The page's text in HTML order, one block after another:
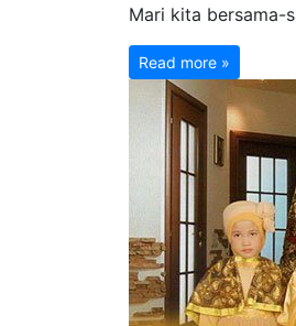
Mari kita bersama-
Read more »